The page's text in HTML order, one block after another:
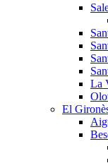
La
El